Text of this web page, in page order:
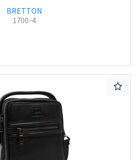
BRETTON
1700-4